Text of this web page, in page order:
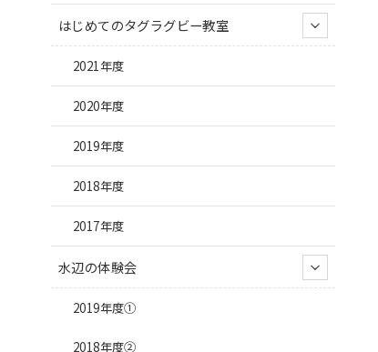
はじめてのタグラグビー教室
2021年度
2020年度
2019年度
2018年度
2017年度
水辺の体験会
2019年度①
2018年度②